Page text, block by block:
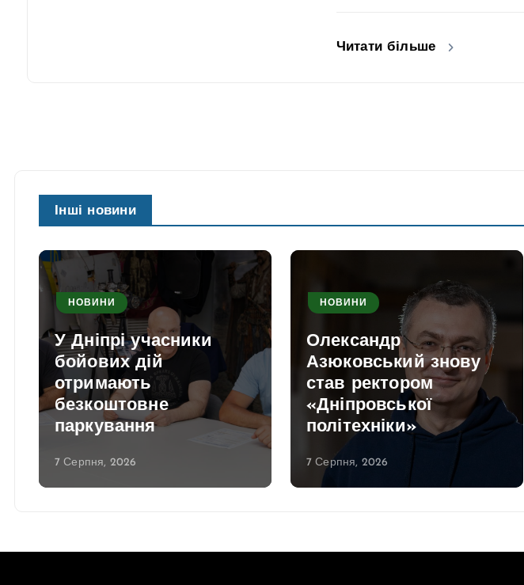
Читати більше
Інші новини
НОВИНИ
У Дніпрі учасники
бойових дій
отримають
безкоштовне
паркування
7 Серпня, 2026
НОВИНИ
Олександр
Азюковський знову
став ректором
«Дніпровської
політехніки»
7 Серпня, 2026